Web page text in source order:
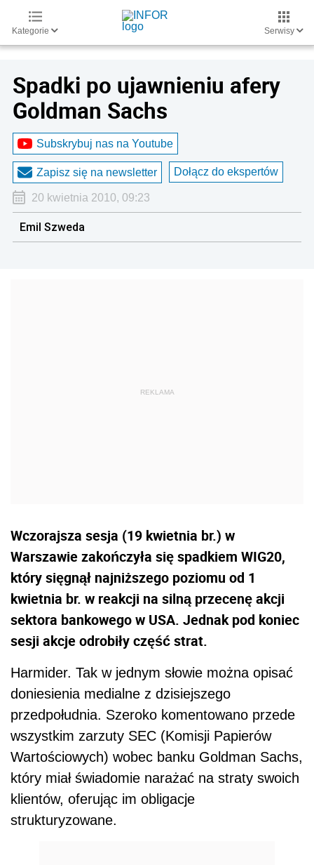
Kategorie Serwisy
Spadki po ujawnieniu afery
Goldman Sachs
Subskrybuj nas na Youtube
Zapisz się na newsletter Dołącz do ekspertów
20 kwietnia 2010, 09:23
Emil Szweda
Wczorajsza sesja (19 kwietnia br.) w
Warszawie zakończyła się spadkiem WIG20,
który sięgnął najniższego poziomu od 1
kwietnia br. w reakcji na silną przecenę akcji
sektora bankowego w USA. Jednak pod koniec
sesji akcje odrobiły część strat.
Harmider. Tak w jednym słowie można opisać
doniesienia medialne z dzisiejszego
przedpołudnia. Szeroko komentowano przede
wszystkim zarzuty SEC (Komisji Papierów
Wartościowych) wobec banku Goldman Sachs,
który miał świadomie narażać na straty swoich
klientów, oferując im obligacje
strukturyzowane.